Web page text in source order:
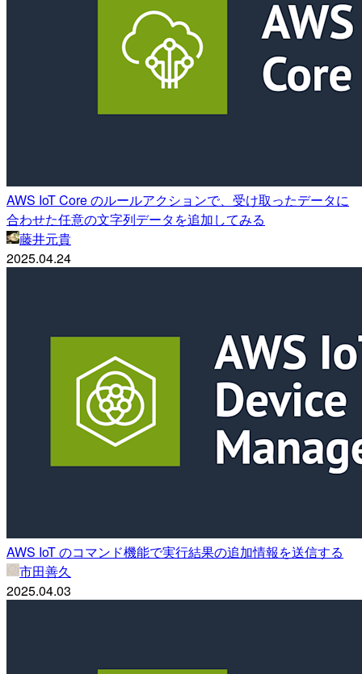
AWS IoT Core のルールアクションで、受け取ったデータに
合わせた任意の文字列データを追加してみる
藤井元貴
2025.04.24
AWS IoT のコマンド機能で実行結果の追加情報を送信する
市田善久
2025.04.03